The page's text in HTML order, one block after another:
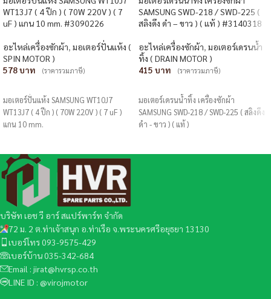
WT13J7 ( 4 ปีก ) ( 70W 220V ) ( 7
uF ) แกน 10 mm. #3090226
อะไหล่เครื่องซักผ้า, มอเตอร์ปั่นแห้ง (
SPIN MOTOR )
578
(ราคารวมภาษี)
มอเตอร์ปั่นแห้ง SAMSUNG WT10J7
WT13J7 ( 4 ปีก ) ( 70W 220V ) ( 7 uF )
แกน 10 mm.
SAMSUNG SWD-218 / SWD-225 (
สลิงดึง ดำ – ขาว ) ( แท้ ) #3140318
อะไหล่เครื่องซักผ้า, มอเตอร์เดรนน้ำ
ทิ้ง ( DRAIN MOTOR )
415
(ราคารวมภาษี)
มอเตอร์เดรนน้ำทิ้ง เครื่องซักผ้า
SAMSUNG SWD-218 / SWD-225 ( สลิงดึง
ดำ - ขาว ) ( แท้ )
บริษัท เอช วี อาร์ สแปร์พาร์ท จำกัด
72 ม. 2 ต.ท่าเจ้าสนุก อ.ท่าเรือ จ.พระนครศรีอยุธยา 13130
เบอร์โทร 093-9575-429
เบอร์บ้าน 035-342-684
Email : jirat@hvrsp.co.th
LINE ID : @virojmotor